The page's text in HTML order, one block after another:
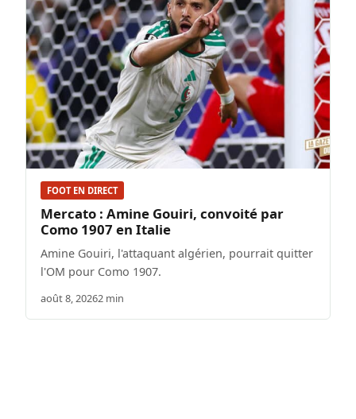
FOOT EN DIRECT
Mercato : Amine Gouiri, convoité par
Como 1907 en Italie
Amine Gouiri, l'attaquant algérien, pourrait quitter
l'OM pour Como 1907.
août 8, 20262 min